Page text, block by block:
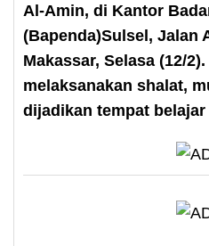
Al-Amin, di Kantor
(Bapenda)Sulsel, Jalan
Makassar, Selasa (12/
melaksanakan shalat,
dijadikan tempat belajar